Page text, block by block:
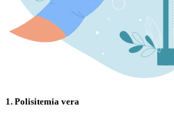
1. Polisitemia vera